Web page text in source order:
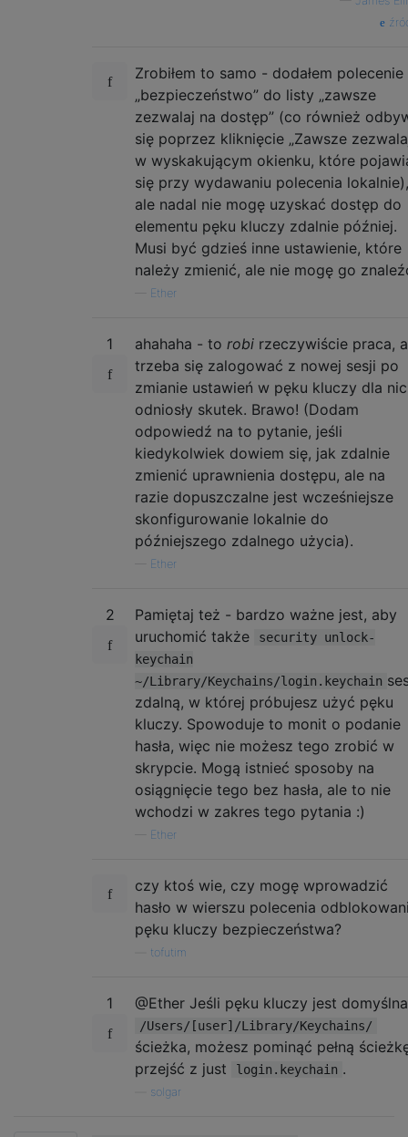
Zrobiłem to samo - dodałem polecenie
„bezpieczeństwo” do listy „zawsze
zezwalaj na dostęp” (co również
się poprzez kliknięcie „Zawsze
w wyskakującym okienku, które
się przy wydawaniu polecenia lokalnie),
ale nadal nie mogę uzyskać dostęp do
elementu pęku kluczy zdalnie później.
Musi być gdzieś inne ustawienie, które
należy zmienić, ale nie mogę go
Ether
1 ahahaha - to robi rzeczywiście praca,
trzeba się zalogować z nowej sesji po
zmianie ustawień w pęku kluczy dla
odniosły skutek. Brawo! (Dodam
odpowiedź na to pytanie, jeśli
kiedykolwiek dowiem się, jak zdalnie
zmienić uprawnienia dostępu, ale na
razie dopuszczalne jest wcześniejsze
skonfigurowanie lokalnie do
późniejszego zdalnego użycia).
Ether
2
Pamiętaj też - bardzo ważne jest, aby
uruchomić także
security unlock-
keychain
~/Library/Keychains/login.keychain
zdalną, w której próbujesz użyć pęku
kluczy. Spowoduje to monit o podanie
hasła, więc nie możesz tego zrobić w
skrypcie. Mogą istnieć sposoby na
osiągnięcie tego bez hasła, ale to nie
wchodzi w zakres tego pytania :)
Ether
czy ktoś wie, czy mogę wprowadzić
hasło w wierszu polecenia
pęku kluczy bezpieczeństwa?
tofutim
1 @Ether Jeśli pęku kluczy jest domyślna
/Users/[user]/Library/Keychains/
ścieżka, możesz pominąć pełną
przejść z just
login.keychain .
solgar